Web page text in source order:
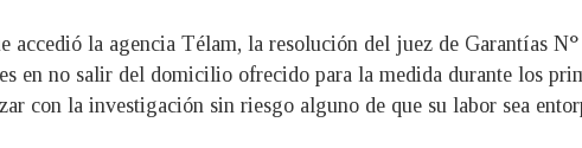
accedió la agencia Télam, la resolución del juez de Garantías
en no salir del domicilio ofrecido para la medida durante los
con la investigación sin riesgo alguno de que su labor sea